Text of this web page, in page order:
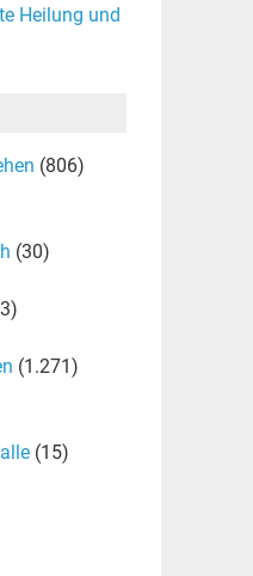
Heilung und
(806)
(30)
(1.271)
(15)